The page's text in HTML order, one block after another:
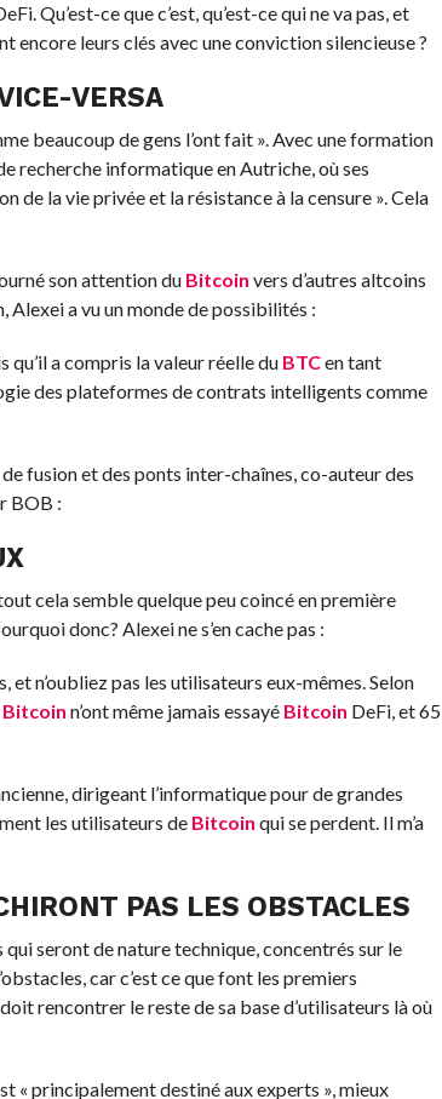
Qu’est-ce que c’est, qu’est-ce qui ne va pas, et
encore leurs clés avec une conviction silencieuse ?
VERSA
beaucoup de gens l’ont fait ». Avec une formation
recherche informatique en Autriche, où ses
la vie privée et la résistance à la censure ». Cela
son attention du Bitcoin vers d’autres altcoins
a vu un monde de possibilités :
qu’il a compris la valeur réelle du BTCen tant
des plateformes de contrats intelligents comme
fusion et des ponts inter-chaînes, co-auteur des
BOB :
cela semble quelque peu coincé en première
donc? Alexei ne s’en cache pas :
n’oubliez pas les utilisateurs eux-mêmes. Selon
Bitcoin n’ont même jamais essayé Bitcoin DeFi, et 65
dirigeant l’informatique pour de grandes
les utilisateurs de Bitcoin qui se perdent. Il m’a
PAS LES OBSTACLES
seront de nature technique, concentrés sur le
car c’est ce que font les premiers
rencontrer le reste de sa base d’utilisateurs là où
« principalement destiné aux experts », mieux